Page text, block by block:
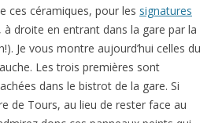
ces céramiques, pour les signatures
, à droite en entrant dans la gare par la
Je vous montre aujourd’hui celles du
Les trois premières sont
dans le bistrot de la gare. Si
de Tours, au lieu de rester face au